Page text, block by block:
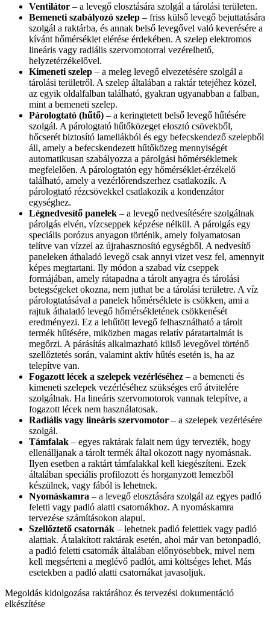
Ventilátor – a levegő elosztására szolgál a tárolási területen.
Bemeneti szabályozó szelep – friss külső levegő bejuttatására
szolgál a raktárba, és annak belső levegővel való keverésére a
kívánt hőmérséklet elérése érdekében. A szelep elektromos
lineáris vagy radiális szervomotorral vezérelhető,
helyzetérzékelővel.
Kimeneti szelep – a meleg levegő elvezetésére szolgál a
tárolási területről. A szelep általában a raktár tetejéhez közel,
az egyik oldalfalban található, gyakran ugyanabban a falban,
mint a bemeneti szelep.
Párologtató (hűtő) – a keringtetett belső levegő hűtésére
szolgál. A párologtató hűtőközeget elosztó csövekből,
hőcserét biztosító lamellákból és egy befecskendező szelepből
áll, amely a befecskendezett hűtőközeg mennyiségét
automatikusan szabályozza a párolgási hőmérsékletnek
megfelelően. A párologtatón egy hőmérséklet-érzékelő
található, amely a vezérlőrendszerhez csatlakozik. A
párologtató rézcsövekkel csatlakozik a kondenzátor
egységhez.
Légnedvesítő panelek – a levegő nedvesítésére szolgálnak
párolgás elvén, vízcseppek képzése nélkül. A párolgás egy
speciális porózus anyagon történik, amely folyamatosan
telítve van vízzel az újrahasznosító egységből. A nedvesítő
paneleken áthaladó levegő csak annyi vizet vesz fel, amennyit
képes megtartani. Ily módon a szabad víz cseppek
formájában, amely rátapadna a tárolt anyagra és tárolási
betegségeket okozna, nem juthat be a tárolási területre. A víz
párologtatásával a panelek hőmérséklete is csökken, ami a
rajtuk áthaladó levegő hőmérsékletének csökkenését
eredményezi. Ez a lehűtött levegő felhasználható a tárolt
termék hűtésére, miközben magas relatív páratartalmát is
megőrzi. A párásítás alkalmazható külső levegővel történő
szellőztetés során, valamint aktív hűtés esetén is, ha az
telepítve van.
Fogazott lécek a szelepek vezérléséhez – a bemeneti és
kimeneti szelepek vezérléséhez szükséges erő átvitelére
szolgálnak. Ha lineáris szervomotorok vannak telepítve, a
fogazott lécek nem használatosak.
Radiális vagy lineáris szervomotor – a szelepek vezérlésére
szolgál.
Támfalak – egyes raktárak falait nem úgy tervezték, hogy
ellenálljanak a tárolt termék által okozott nagy nyomásnak.
Ilyen esetben a raktárt támfalakkal kell kiegészíteni. Ezek
általában speciális profilozott és horganyzott lemezből
készülnek, vagy fából is lehetnek.
Nyomáskamra – a levegő elosztására szolgál az egyes padló
feletti vagy padló alatti csatornákhoz. A nyomáskamra
tervezése számításokon alapul.
Szellőztető csatornák – lehetnek padló felettiek vagy padló
alattiak. Átalakított raktárak esetén, ahol már van betonpadló,
a padló feletti csatornák általában előnyösebbek, mivel nem
kell megsérteni a meglévő padlót, ami költséges lehet. Más
esetekben a padló alatti csatornákat javasoljuk.
Megoldás kidolgozása raktárához és tervezési dokumentáció
elkészítése